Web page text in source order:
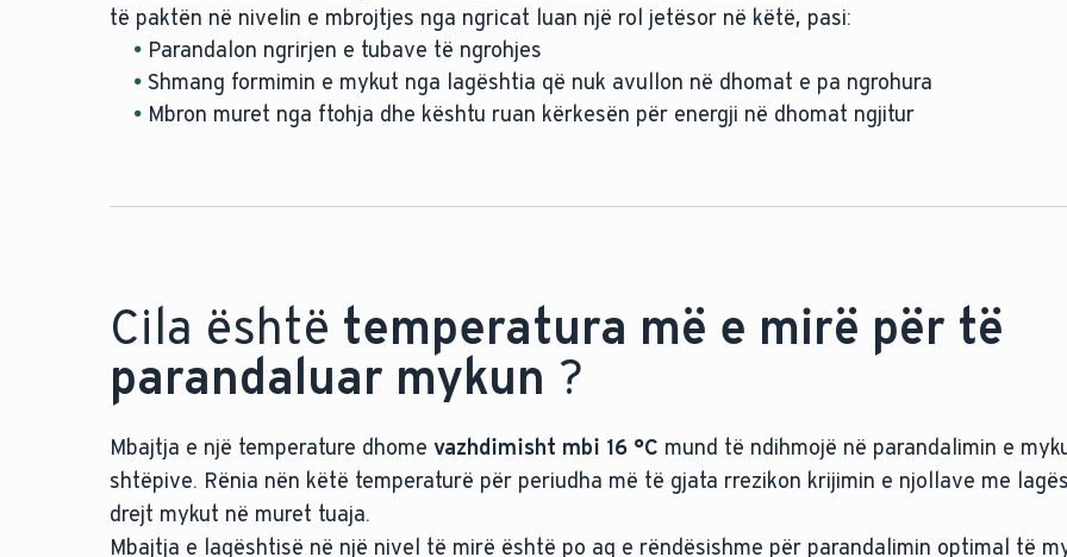
të paktën në nivelin e mbrojtjes nga ngricat luan një rol jetësor në këtë, pasi:
Parandalon ngrirjen e tubave të ngrohjes
Shmang formimin e mykut nga lagështia që nuk avullon në dhomat e pa ngrohura
Mbron muret nga ftohja dhe kështu ruan kërkesën për energji në dhomat ngjitur
Kur nuk jeni në shtëpi, errësoni dhomat gjatë ditës
Nëse temperatura jashtë është më e lartë se brenda, mbajini dritaret të mbyllura
Ventilimi i kryqëzuar funksionon më mirë: hapni ose 2 dritare ose 1 dritare dhe 1 derë të
Cila është temperatura më e mirë për të
parandaluar mykun ?
Mbajtja e një temperature dhome vazhdimisht mbi 16 °C mund të ndihmojë në parandalimin e
shtëpive. Rënia nën këtë temperaturë për periudha më të gjata rrezikon krijimin e njollave me
drejt mykut në muret tuaja.
Mbajtja e lagështisë në një nivel të mirë është po aq e rëndësishme për parandalimin optimal të